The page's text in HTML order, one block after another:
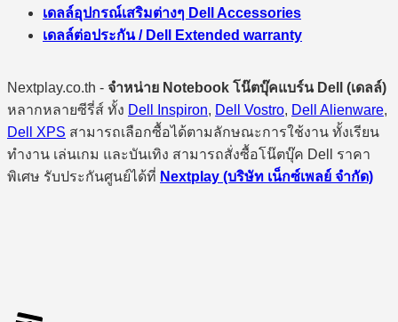
เดลล์อุปกรณ์เสริมต่างๆ Dell Accessories
เดลล์ต่อประกัน / Dell Extended warranty
Nextplay.co.th - จำหน่าย Notebook โน๊ตบุ๊คแบร์น Dell (เดลล์)
หลากหลายซีรี่ส์ ทั้ง Dell Inspiron, Dell Vostro, Dell Alienware,
Dell XPS สามารถเลือกซื้อได้ตามลักษณะการใช้งาน ทั้งเรียน
ทำงาน เล่นเกม และบันเทิง สามารถสั่งซื้อโน๊ตบุ๊ค Dell ราคา
พิเศษ รับประกันศูนย์ได้ที่ Nextplay (บริษัท เน็กซ์เพลย์ จำกัด)